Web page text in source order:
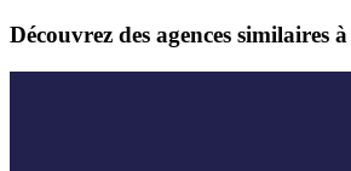
Découvrez des agences similaires